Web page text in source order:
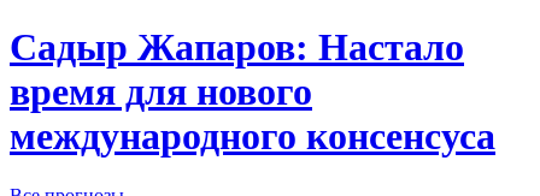
Садыр Жапаров: Настало
время для нового
международного консенсуса